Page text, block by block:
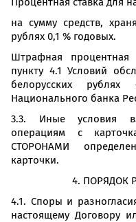
на сумму средств,
рублях 0,1 % годовых.
Штрафная процентная
пункту 4.1 Условий
белорусских рублях
Национального банка
3.3. Иные условия
операциям с
СТОРОНАМИ
карточки.
4. ПОРЯДОК
4.1. Споры и
настоящему Договору